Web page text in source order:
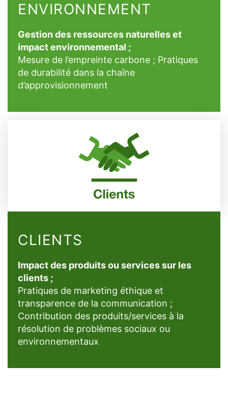
ENVIRONNEMENT
Gestion des ressources naturelles et
impact environnemental ;
Mesure de l’empreinte carbone ; Pratiques
de durabilité dans la chaîne
d’approvisionnement
CLIENTS
Impact des produits ou services sur les
clients ;
Pratiques de marketing éthique et
transparence de la communication ;
Contribution des produits/services à la
résolution de problèmes sociaux ou
environnementaux